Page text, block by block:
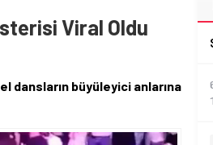
Viral Oldu
dansların büyüleyici anlarına